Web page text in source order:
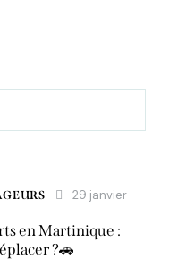
29 janvier
en Martinique :
?🚗